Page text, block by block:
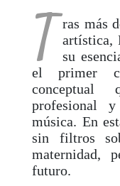
T ras más
artística,
su
el primer
profesional
música. En
sin filtros
maternidad,
futuro.